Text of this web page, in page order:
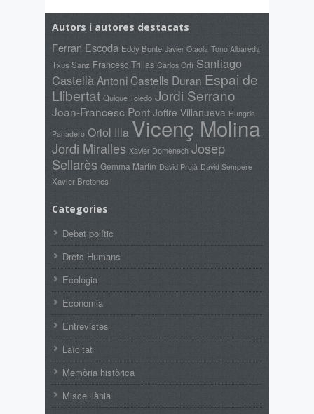
Autors i autores destacats
Ferran Escoda Eddy Bonte Javier Otaola Tono Albareda
Txus Sanz Francesc Trillas Carlos Ortí Santiago
Castellà Antoni Castells Duran Espai de
Llibertat Quique Toledo Jordi Serrano
Joan-Francesc Pont Joffre Villanueva Hungria
Panadero Oriol Illa Vicenç Molina
Jordi Miralles Xavier Domènech Josep
Sellarès Gemma Martín David Prujà David Sempere
Xavier Bretones
Categories
Debat polític
Drets Humans
Ecologia
Economia
Entrevistes
Laïcitat
Memòria històrica
Miscel·lània